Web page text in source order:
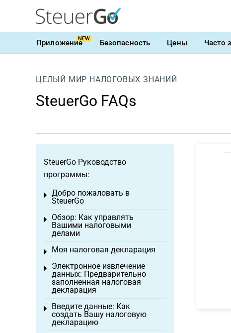
ПриложениеNEW Безопасность Цены Часто
ЦЕЛЫЙ МИР НАЛОГОВЫХ ЗНАНИЙ
SteuerGo FAQs
SteuerGo Руководство
программы:
Добро пожаловать в
SteuerGo
Toggle menu
Обзор: Как управлять
Вашими налоговыми
делами
Toggle menu
Моя налоговая декларация
Toggle menu
Электронное извлечение
данных: Предварительно
заполненная налоговая
декларация
Toggle menu
Введите данные: Как
создать Вашу налоговую
декларацию
Toggle menu